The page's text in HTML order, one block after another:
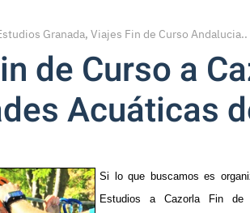
Granada, Viajes Fin de Curso Andalucia..
de Curso a
Acuáticas
Si lo que buscamos es
Estudios a Cazorla Fin de